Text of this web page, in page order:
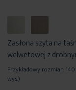
Zasłona szyta na
welwetowej z
Przykładowy rozmiar:
wys.)